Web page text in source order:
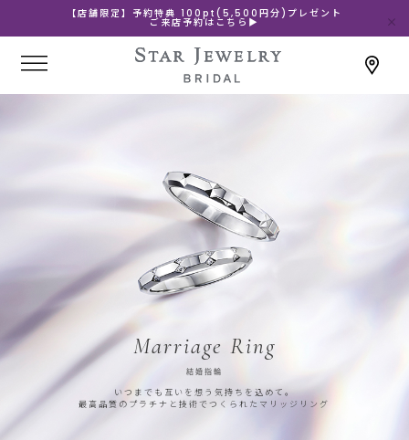
【店舗限定】予約特典 100pt(5,500円分)プレゼント
ご来店予約はこちら▶
Marriage Ring
結婚指輪
いつまでも互いを想う気持ちを込めて。
最高品質のプラチナと技術でつくられたマリッジリング